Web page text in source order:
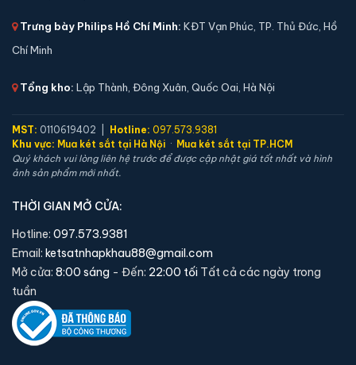
Két sắt mini Bofa ZB-30DJ vân tay chính hãng
📐 Kích thước:
🔒 Khoá:
Khóa vân tay
5,400,000 đ
Xem chi tiết →
Trưng bày Philips Hồ Chí Minh: KĐT Vạn Phúc, TP. Thủ Đức, Hồ
Chí Minh
Tổng kho: Lập Thành, Đông Xuân, Quốc Oai, Hà Nội
MST: 0110619402 | Hotline: 097.573.9381
Khu vực: Mua két sắt tại Hà Nội · Mua két sắt tại TP.HCM
Quý khách vui lòng liên hệ trước để được cập nhật giá tốt nhất và hình
ảnh sản phẩm mới nhất.
THỜI GIAN MỞ CỬA:
Hotline: 097.573.9381
Email: ketsatnhapkhau88@gmail.com
Mở cửa: 8:00 sáng - Đến: 22:00 tối Tất cả các ngày trong
tuần